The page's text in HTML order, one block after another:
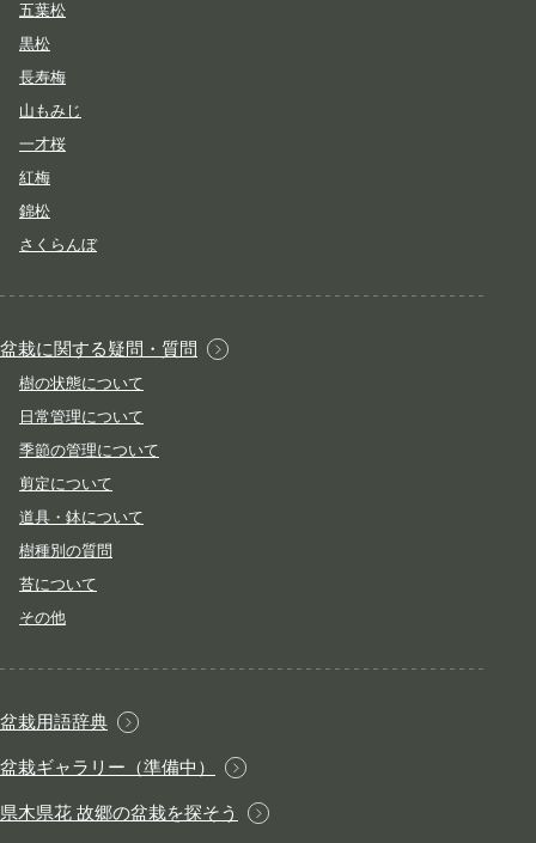
五葉松
黒松
長寿梅
山もみじ
一才桜
紅梅
錦松
さくらんぼ
盆栽に関する疑問・質問
樹の状態について
日常管理について
季節の管理について
剪定について
道具・鉢について
樹種別の質問
苔について
その他
盆栽用語辞典
盆栽ギャラリー（準備中）
県木県花 故郷の盆栽を探そう